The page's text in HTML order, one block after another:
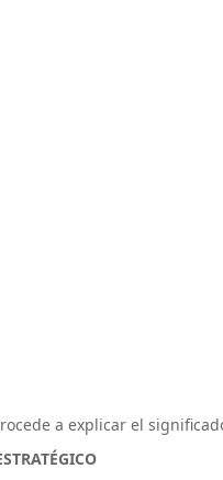
a explicar el